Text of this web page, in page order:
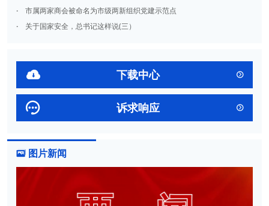
· 市属两家商会被命名为市级两新组织党建示范点
· 关于国家安全，总书记这样说(三）
 下载中心 
 诉求响应 
 图片新闻